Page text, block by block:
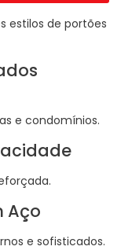
estilos de portões
e condomínios.
Aço
e sofisticados.